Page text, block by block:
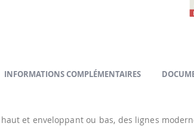
et enveloppant ou bas, des lignes
INFORMATIONS COMPLÉMENTAIRES